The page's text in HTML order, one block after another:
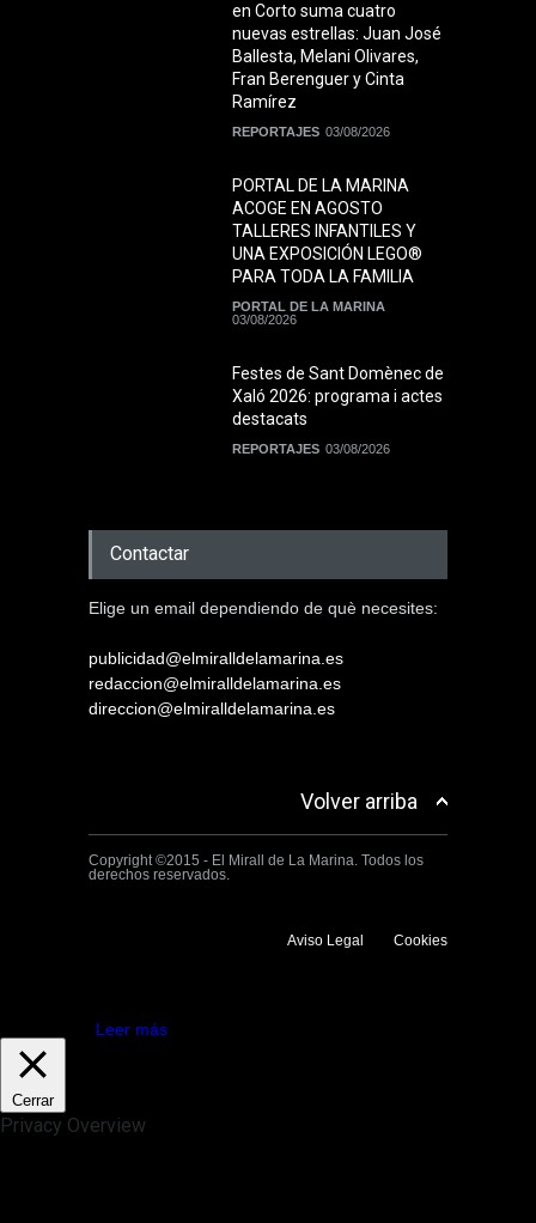
en Corto suma cuatro
nuevas estrellas: Juan José
Ballesta, Melani Olivares,
Fran Berenguer y Cinta
Ramírez
REPORTAJES 03/08/2026
PORTAL DE LA MARINA
ACOGE EN AGOSTO
TALLERES INFANTILES Y
UNA EXPOSICIÓN LEGO®
PARA TODA LA FAMILIA
PORTAL DE LA MARINA
03/08/2026
Festes de Sant Domènec de
Xaló 2026: programa i actes
destacats
REPORTAJES 03/08/2026
Contactar
Elige un email dependiendo de què necesites:
publicidad@elmiralldelamarina.es
redaccion@elmiralldelamarina.es
direccion@elmiralldelamarina.es
Volver arriba
Copyright ©2015 - El Mirall de La Marina. Todos los
derechos reservados.
Aviso Legal Cookies
Leer más
Cerrar
Privacy Overview